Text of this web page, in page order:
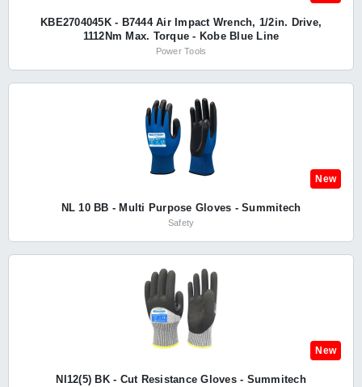
KBE2704045K - B7444 Air Impact Wrench, 1/2in. Drive,
1112Nm Max. Torque - Kobe Blue Line
Power Tools
New
NL 10 BB - Multi Purpose Gloves - Summitech
Safety
New
NI12(5) BK - Cut Resistance Gloves - Summitech